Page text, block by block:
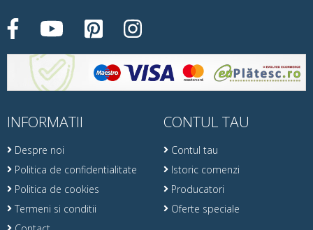
INFORMATII
Despre noi
Politica de confidentialitate
Politica de cookies
Termeni si conditii
CONTUL TAU
Contul tau
Istoric comenzi
Producatori
Oferte speciale